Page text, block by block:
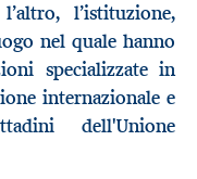
l’istituzione,
nel quale hanno
specializzate in
internazionale e
dell'Unione